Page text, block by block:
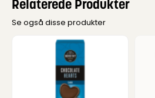
Relaterede Produkter
Se også disse produkter